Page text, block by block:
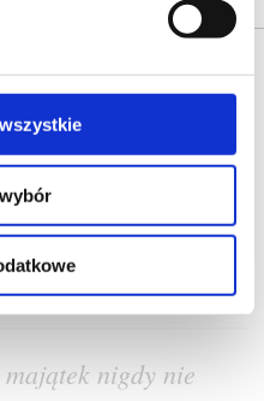
PRODUCENCI
SŁOWNIK
nigdy nie